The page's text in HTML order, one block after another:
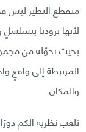
منقطع النظير ليس
لأنها تزودنا
بحيث تحوّله من
المرتبطة إلى واقعٍ
والمكان.
تلعب نظرية الكم